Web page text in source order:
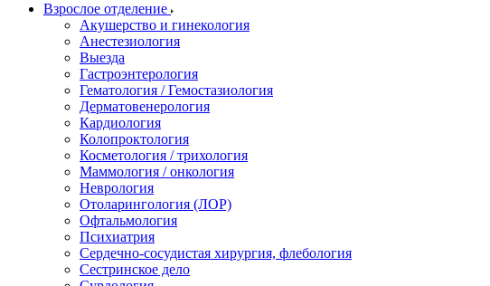
Взрослое отделение
Акушерство и гинекология
Анестезиология
Выезда
Гастроэнтерология
Гематология / Гемостазиология
Дерматовенерология
Кардиология
Колопроктология
Косметология / трихология
Маммология / онкология
Неврология
Отоларингология (ЛОР)
Офтальмология
Психиатрия
Сердечно-сосудистая хирургия, флебология
Сестринское дело